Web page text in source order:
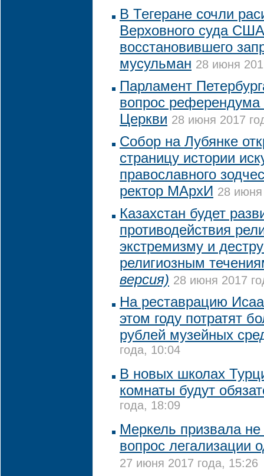
В Тегеране сочли
Верховного суда
восстановившего
мусульман 28 июня
Парламент
вопрос референдума
Церкви 28 июня 2017
Собор на Лубянке
страницу истории
православного
ректор МАрхИ 28 июня
Казахстан будет
противодействия
экстремизму и
религиозным
версия) 28 июня 2017
На реставрацию
этом году потратят
рублей музейных
года, 10:04
В новых школах
комнаты будут
года, 18:09
Меркель призвала не
вопрос легализации
27 июня 2017 года, 15:26